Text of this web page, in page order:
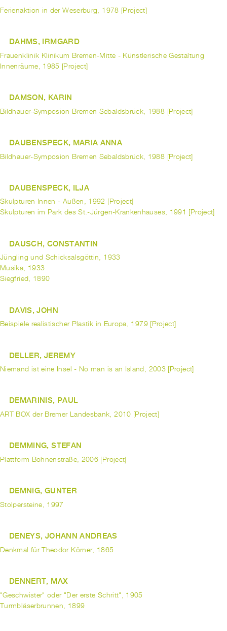
Ferienaktion in der Weserburg, 1978 [Project]
DAHMS, IRMGARD
Frauenklinik Klinikum Bremen-Mitte - Künstlerische Gestaltung
Innenräume, 1985 [Project]
DAMSON, KARIN
Bildhauer-Symposion Bremen Sebaldsbrück, 1988 [Project]
DAUBENSPECK, MARIA ANNA
Bildhauer-Symposion Bremen Sebaldsbrück, 1988 [Project]
DAUBENSPECK, ILJA
Skulpturen Innen - Außen, 1992 [Project]
Skulpturen im Park des St.-Jürgen-Krankenhauses, 1991 [Project]
DAUSCH, CONSTANTIN
Jüngling und Schicksalsgöttin, 1933
Musika, 1933
Siegfried, 1890
DAVIS, JOHN
Beispiele realistischer Plastik in Europa, 1979 [Project]
DELLER, JEREMY
Niemand ist eine Insel - No man is an Island, 2003 [Project]
DEMARINIS, PAUL
ART BOX der Bremer Landesbank, 2010 [Project]
DEMMING, STEFAN
Plattform Bohnenstraße, 2006 [Project]
DEMNIG, GUNTER
Stolpersteine, 1997
DENEYS, JOHANN ANDREAS
Denkmal für Theodor Körner, 1865
DENNERT, MAX
"Geschwister" oder "Der erste Schritt", 1905
Turmbläserbrunnen, 1899